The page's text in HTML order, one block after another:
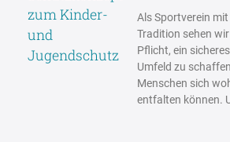
Als Sportverein
Tradition sehen
Pflicht, ein
Umfeld zu
Menschen sich
entfalten können.